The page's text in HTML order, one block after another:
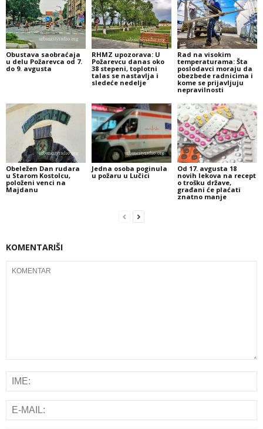
Obustava saobraćaja
u delu Požarevca od 7.
do 9. avgusta
RHMZ upozorava: U
Požarevcu danas oko
38 stepeni, toplotni
talas se nastavlja i
sledeće nedelje
Rad na visokim
temperaturama: Šta
poslodavci moraju da
obezbede radnicima i
kome se prijavljuju
nepravilnosti
Obeležen Dan rudara
u Starom Kostolcu,
položeni venci na
Majdanu
Jedna osoba poginula
u požaru u Lučici
Od 17. avgusta 18
novih lekova na recept
o trošku države,
građani će plaćati
znatno manje
KOMENTARIŠI